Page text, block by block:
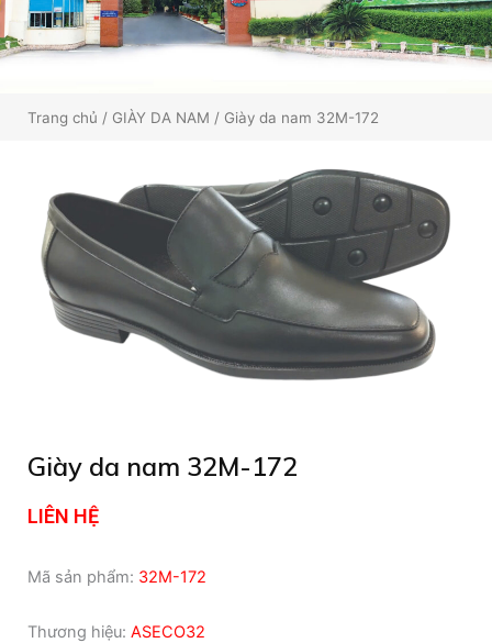
Trang chủ / GIÀY DA NAM / Giày da nam 32M-172
Giày da nam 32M-172
LIÊN HỆ
Mã sản phẩm: 32M-172
Thương hiệu: ASECO32